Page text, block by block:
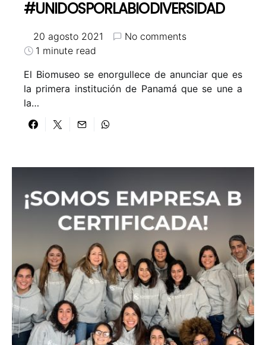
#UNIDOSPORLABIODIVERSIDAD
20 agosto 2021
No comments
1 minute read
El Biomuseo se enorgullece de anunciar que es
la primera institución de Panamá que se une a
la…